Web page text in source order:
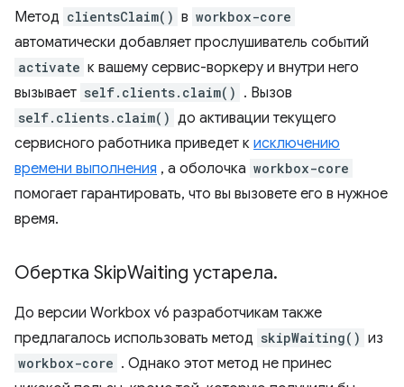
Метод clientsClaim() в workbox-core
автоматически добавляет прослушиватель событий
activate к вашему сервис-воркеру и внутри него
вызывает self.clients.claim() . Вызов
self.clients.claim() до активации текущего
сервисного работника приведет к исключению
времени выполнения , а оболочка workbox-core
помогает гарантировать, что вы вызовете его в нужное
время.
Обертка SkipWaiting устарела.
До версии Workbox v6 разработчикам также
предлагалось использовать метод skipWaiting() из
workbox-core . Однако этот метод не принес